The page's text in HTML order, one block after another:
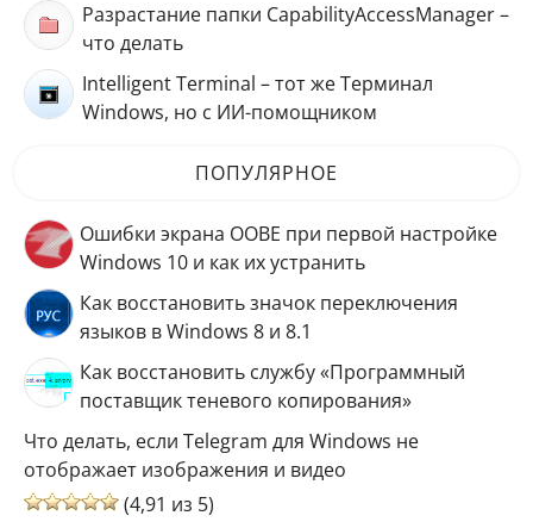
Разрастание папки CapabilityAccessManager –
что делать
Intelligent Terminal – тот же Терминал
Windows, но с ИИ-помощником
ПОПУЛЯРНОЕ
Ошибки экрана OOBE при первой настройке
Windows 10 и как их устранить
Как восстановить значок переключения
языков в Windows 8 и 8.1
Как восстановить службу «Программный
поставщик теневого копирования»
Что делать, если Telegram для Windows не
отображает изображения и видео
(4,91 из 5)